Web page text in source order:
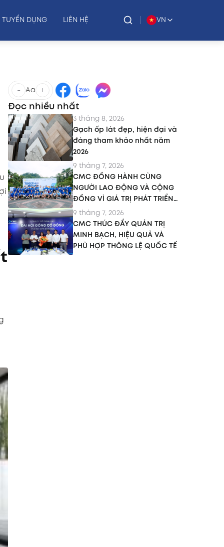
TUYỂN DỤNG LIÊN HỆ VN
- Aa +
Đọc nhiều nhất
3 tháng 8, 2026
Gạch ốp lát đẹp, hiện đại và
đáng tham khảo nhất năm
2026
9 tháng 7, 2026
CMC ĐỒNG HÀNH CÙNG
NGƯỜI LAO ĐỘNG VÀ CỘNG
ĐỒNG VÌ GIÁ TRỊ PHÁT TRIỂN
BỀN VỮNG
9 tháng 7, 2026
CMC THÚC ĐẨY QUẢN TRỊ
MINH BẠCH, HIỆU QUẢ VÀ
PHÙ HỢP THÔNG LỆ QUỐC TẾ